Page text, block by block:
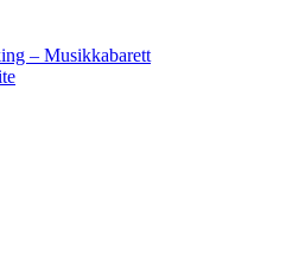
– Musikkabarett